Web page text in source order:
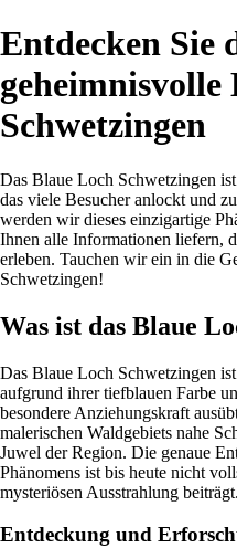
Entdecken Sie
Schwetzingen
Das Blaue Loch Schwetzingen
das viele Besucher anlockt und
werden wir dieses einzigartige
Ihnen alle Informationen liefern,
erleben. Tauchen wir ein in die
Schwetzingen!
Was ist das Blaue
Das Blaue Loch Schwetzingen
aufgrund ihrer tiefblauen Farbe
besondere Anziehungskraft
malerischen Waldgebiets nahe
Juwel der Region. Die genaue
Phänomens ist bis heute nicht
mysteriösen Ausstrahlung beiträgt.
Entdeckung und